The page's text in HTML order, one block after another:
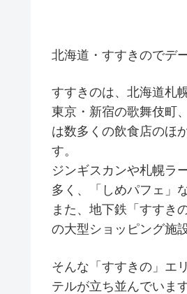
北海道・すすきのでデ
すすきのは、北海道札
東京・新宿の歌舞伎町
は数多くの飲食店のほ
す。
ジンギスカンや札幌ラ
多く、「しめパフェ」
また、地下鉄「すすき
の大型ショッピング施
そんな「すすきの」エ
テルが立ち並んでいます